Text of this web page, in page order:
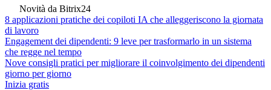
Novità da Bitrix24
8 applicazioni pratiche dei copiloti IA che alleggeriscono la giornata
di lavoro
Engagement dei dipendenti: 9 leve per trasformarlo in un sistema
che regge nel tempo
Nove consigli pratici per migliorare il coinvolgimento dei dipendenti
giorno per giorno
Inizia gratis